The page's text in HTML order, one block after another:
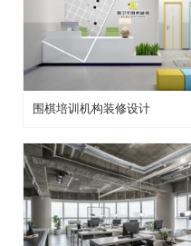
装修成这样要花多少钱？
围棋培训机构装修设计